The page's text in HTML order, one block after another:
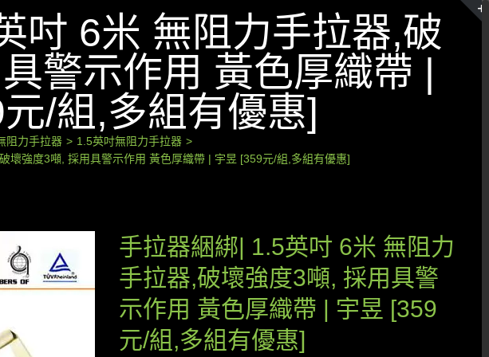
吋 6米 無阻力手拉器,破
警示作用 黃色厚織帶 |
/組,多組有優惠]
阻力手拉器 > 1.5英吋無阻力手拉器 >
壞強度3噸, 採用具警示作用 黃色厚織帶 | 宇昱 [359元/組,多組有優惠]
手拉器綑綁| 1.5英吋 6米 無阻力
手拉器,破壞強度3噸, 採用具警
示作用 黃色厚織帶 | 宇昱 [359
元/組,多組有優惠]